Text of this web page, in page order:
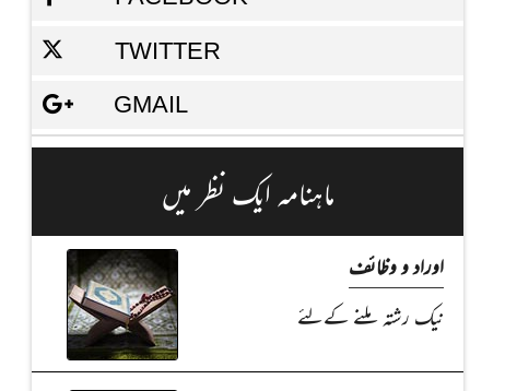
TWITTER
GMAIL
ماہنامہ ایک نظر میں
اوراد و وظائف
نیک رشتہ ملنے کےلئے